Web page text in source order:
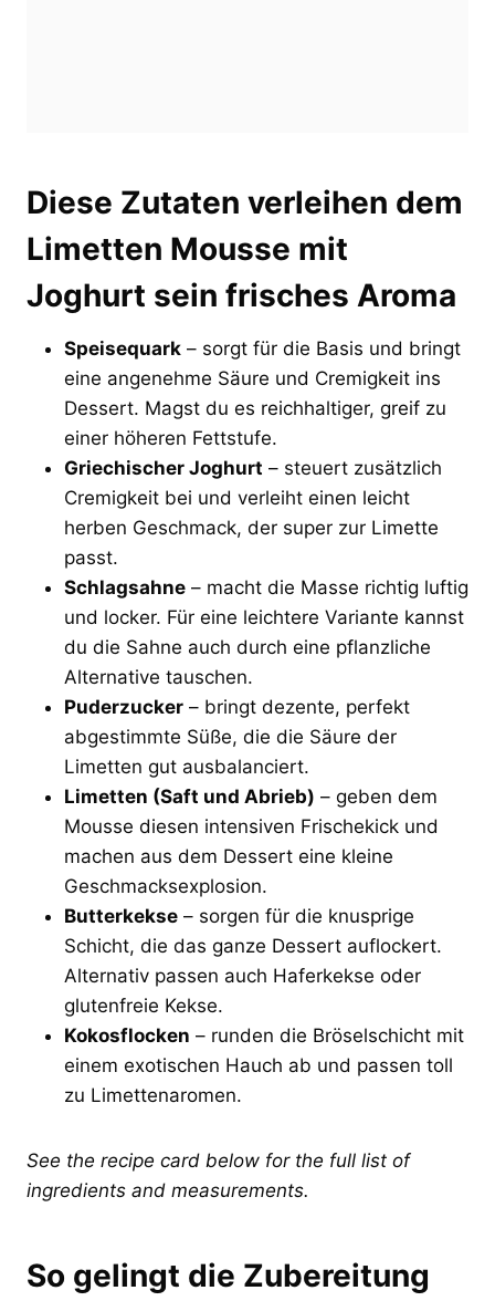
Diese Zutaten verleihen dem
Limetten Mousse mit
Joghurt sein frisches Aroma
Speisequark – sorgt für die Basis und bringt
eine angenehme Säure und Cremigkeit ins
Dessert. Magst du es reichhaltiger, greif zu
einer höheren Fettstufe.
Griechischer Joghurt – steuert zusätzlich
Cremigkeit bei und verleiht einen leicht
herben Geschmack, der super zur Limette
passt.
Schlagsahne – macht die Masse richtig luftig
und locker. Für eine leichtere Variante kannst
du die Sahne auch durch eine pflanzliche
Alternative tauschen.
Puderzucker – bringt dezente, perfekt
abgestimmte Süße, die die Säure der
Limetten gut ausbalanciert.
Limetten (Saft und Abrieb) – geben dem
Mousse diesen intensiven Frischekick und
machen aus dem Dessert eine kleine
Geschmacksexplosion.
Butterkekse – sorgen für die knusprige
Schicht, die das ganze Dessert auflockert.
Alternativ passen auch Haferkekse oder
glutenfreie Kekse.
Kokosflocken – runden die Bröselschicht mit
einem exotischen Hauch ab und passen toll
zu Limettenaromen.
See the recipe card below for the full list of
ingredients and measurements.
So gelingt die Zubereitung